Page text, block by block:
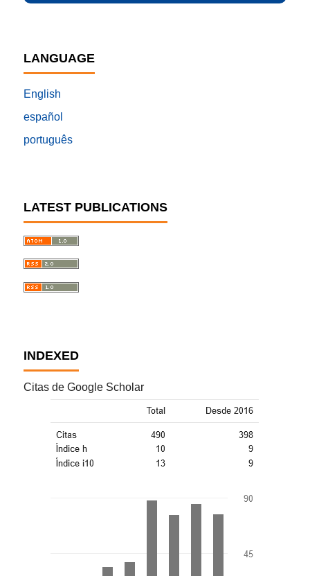
LANGUAGE
English
español
português
LATEST PUBLICATIONS
INDEXED
Citas de Google Scholar